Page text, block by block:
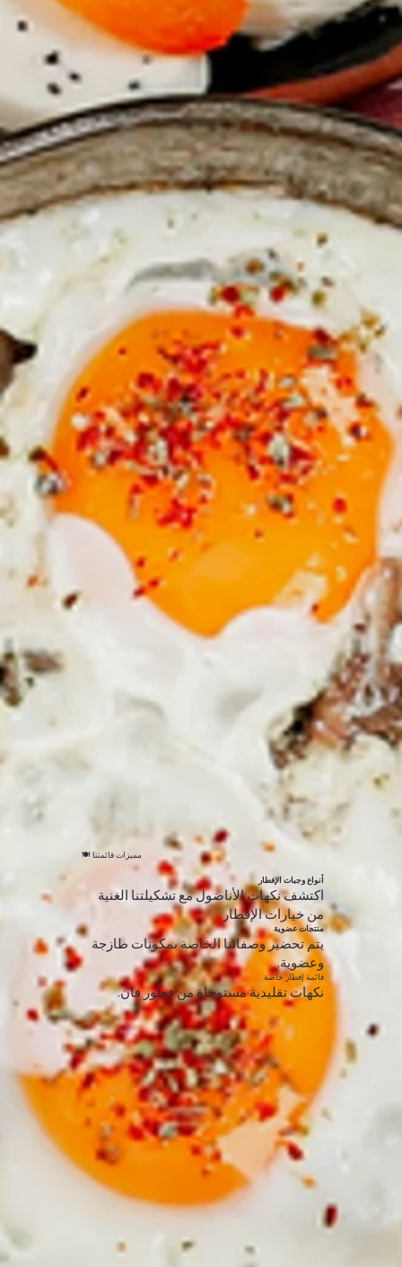
🍽️ مميزات قائمتنا
أنواع وجبات الإفطار
اكتشف نكهات الأناضول مع تشكيلتنا الغنية
من خيارات الإفطار.
منتجات عضوية
يتم تحضير وصفاتنا الخاصة بمكونات طازجة
وعضوية.
قائمة إفطار خاصة
نكهات تقليدية مستوحاة من فطور فان.